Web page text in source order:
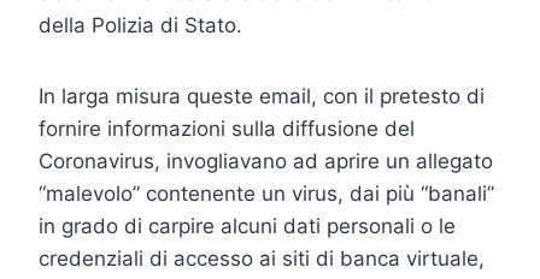
della Polizia di Stato.
In larga misura queste email, con il pretesto di
fornire informazioni sulla diffusione del
Coronavirus, invogliavano ad aprire un allegato
“malevolo” contenente un virus, dai più “banali”
in grado di carpire alcuni dati personali o le
credenziali di accesso ai siti di banca virtuale,